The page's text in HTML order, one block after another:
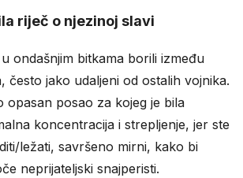
riječ o njezinoj slavi
ondašnjim bitkama borili između
često jako udaljeni od ostalih vojnika.
opasan posao za kojeg je bila
koncentracija i strepljenje, jer ste
ležati, savršeno mirni, kako bi
neprijateljski snajperisti.